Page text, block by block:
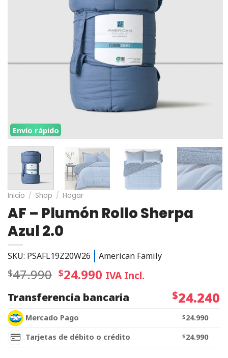
Envío rápido
Inicio / Shop / Hogar
AF – Plumón Rollo Sherpa
Azul 2.0
SKU: PSAFL19Z20W26 American Family
$47.990 $24.990 IVA Incl.
Transferencia bancaria
$24.240
Mercado Pago $24.990
Tarjetas de débito o crédito
$24.990